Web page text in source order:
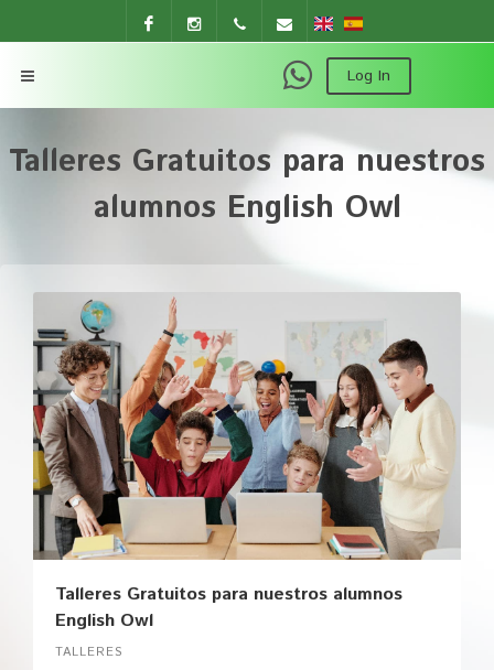
2453
7370
instituto.englishowl@gmail.com
Log In
Talleres Gratuitos para nuestros
alumnos English Owl
Talleres Gratuitos para nuestros alumnos
English Owl
TALLERES